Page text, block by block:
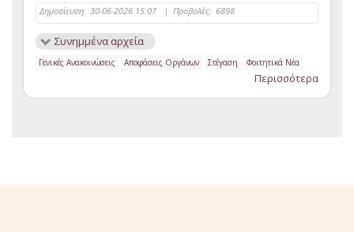
Δημοσίευση: 30-06-2026 15:07 | Προβολές: 6898
Συνημμένα αρχεία
Γενικές Ανακοινώσεις Αποφάσεις Οργάνων Στέγαση Φοιτητικά Νέα
Περισσότερα